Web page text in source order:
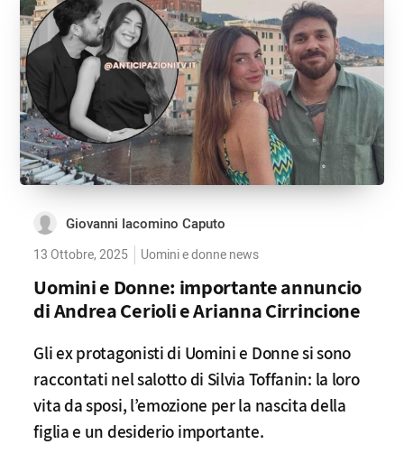
Giovanni Iacomino Caputo
13 Ottobre, 2025 Uomini e donne news
Uomini e Donne: importante annuncio
di Andrea Cerioli e Arianna Cirrincione
Gli ex protagonisti di Uomini e Donne si sono
raccontati nel salotto di Silvia Toffanin: la loro
vita da sposi, l’emozione per la nascita della
figlia e un desiderio importante.